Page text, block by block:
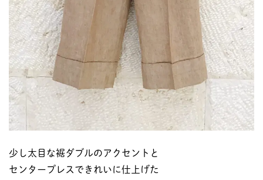
少し太目な裾ダブルのアクセントと
センタープレスできれいに仕上げた